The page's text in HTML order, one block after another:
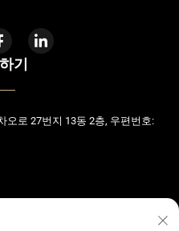
기
오로 27번지 13동 2층, 우편번호: